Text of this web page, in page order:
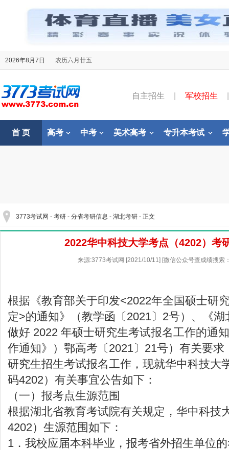
2026年8月7日 农历六月廿五
自主招生 军校招生
首 页 高考 中考 美术高考 专升本考试
3773考试网 - 考研 - 分省考研信息 - 湖北考研 - 正文
2022华中科技大学考点（4202）考
来源:3773考试网 [2021/10/11] [微信公众号查成绩搜索
根据《教育部关于印发<2022年全国硕士研
定>的通知》（教学函〔2021〕2号）、《湖
做好 2022 年硕士研究生考试报名工作的通
作通知》）鄂高考〔2021〕21号）有关要求
研究生招生考试报名工作，现就华中科技大
码4202）有关事宜公告如下：
（一）报考点生源范围
根据湖北省教育考试院有关规定，华中科技
4202）生源范围如下：
1．我校应届本科毕业，报考省外招生单位